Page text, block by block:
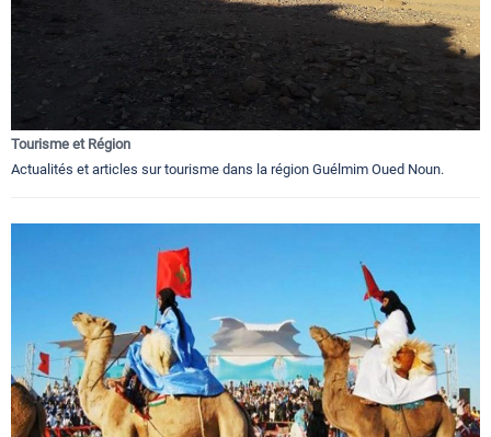
Tourisme et Région
Actualités et articles sur tourisme dans la région Guélmim Oued Noun.